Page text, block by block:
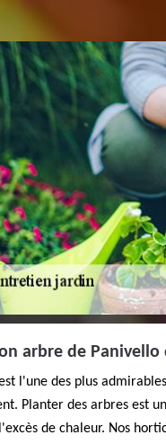
arbre de
l'une des plus
Planter des arbres est
de chaleur. Nos